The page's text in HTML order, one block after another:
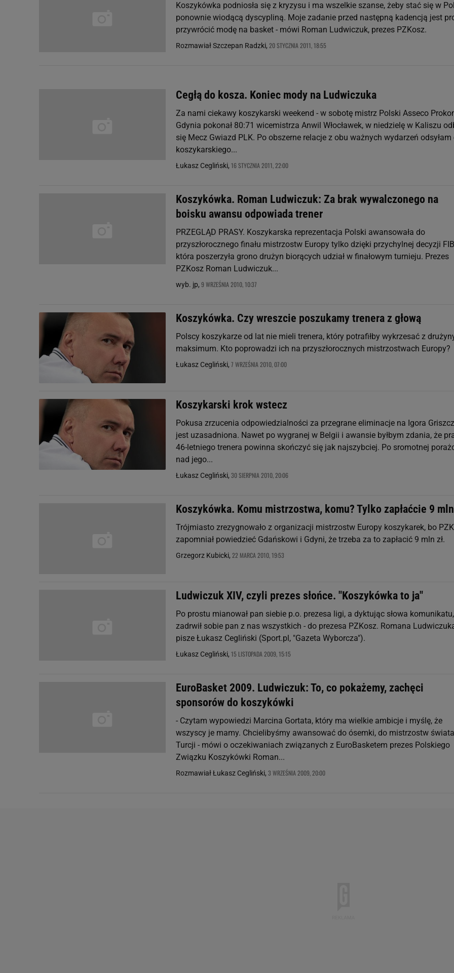
Koszykówka podniosła się z kryzysu i ma wszelkie szanse, żeby stać się w
ponownie wiodącą dyscypliną. Moje zadanie przed następną kadencją jest
przywrócić modę na basket - mówi Roman Ludwiczuk, prezes PZKosz.
Rozmawiał Szczepan Radzki, 20 STYCZNIA 2011, 18:55
Cegłą do kosza. Koniec mody na Ludwiczuka
Za nami ciekawy koszykarski weekend - w sobotę mistrz Polski Asseco
Gdynia pokonał 80:71 wicemistrza Anwil Włocławek, w niedzielę w Kaliszu
się Mecz Gwiazd PLK. Po obszerne relacje z obu ważnych wydarzeń odsyłam
koszykarskiego...
Łukasz Cegliński, 16 STYCZNIA 2011, 22:00
Koszykówka. Roman Ludwiczuk: Za brak wywalczonego na
boisku awansu odpowiada trener
PRZEGLĄD PRASY. Koszykarska reprezentacja Polski awansowała do
przyszłorocznego finału mistrzostw Europy tylko dzięki przychylnej decyzji
która poszerzyła grono drużyn biorących udział w finałowym turnieju. Prezes
PZKosz Roman Ludwiczuk...
wyb. jp, 9 WRZEŚNIA 2010, 10:37
Koszykówka. Czy wreszcie poszukamy trenera z głową
Polscy koszykarze od lat nie mieli trenera, który potrafiłby wykrzesać z
maksimum. Kto poprowadzi ich na przyszłorocznych mistrzostwach Europy?
Łukasz Cegliński, 7 WRZEŚNIA 2010, 07:00
Koszykarski krok wstecz
Pokusa zrzucenia odpowiedzialności za przegrane eliminacje na Igora
jest uzasadniona. Nawet po wygranej w Belgii i awansie byłbym zdania, że
46-letniego trenera powinna skończyć się jak najszybciej. Po sromotnej
nad jego...
Łukasz Cegliński, 30 SIERPNIA 2010, 20:06
Koszykówka. Komu mistrzostwa, komu? Tylko zapłaćcie 9 mln
Trójmiasto zrezygnowało z organizacji mistrzostw Europy koszykarek, bo
zapomniał powiedzieć Gdańskowi i Gdyni, że trzeba za to zapłacić 9 mln zł.
Grzegorz Kubicki, 22 MARCA 2010, 19:53
Ludwiczuk XIV, czyli prezes słońce. "Koszykówka to ja"
Po prostu mianował pan siebie p.o. prezesa ligi, a dyktując słowa komunikatu,
zadrwił sobie pan z nas wszystkich - do prezesa PZKosz. Romana
pisze Łukasz Cegliński (Sport.pl, "Gazeta Wyborcza").
Łukasz Cegliński, 15 LISTOPADA 2009, 15:15
EuroBasket 2009. Ludwiczuk: To, co pokażemy, zachęci
sponsorów do koszykówki
- Czytam wypowiedzi Marcina Gortata, który ma wielkie ambicje i myślę, że
wszyscy je mamy. Chcielibyśmy awansować do ósemki, do mistrzostw
Turcji - mówi o oczekiwaniach związanych z EuroBasketem prezes Polskiego
Związku Koszykówki Roman...
Rozmawiał Łukasz Cegliński, 3 WRZEŚNIA 2009, 20:00